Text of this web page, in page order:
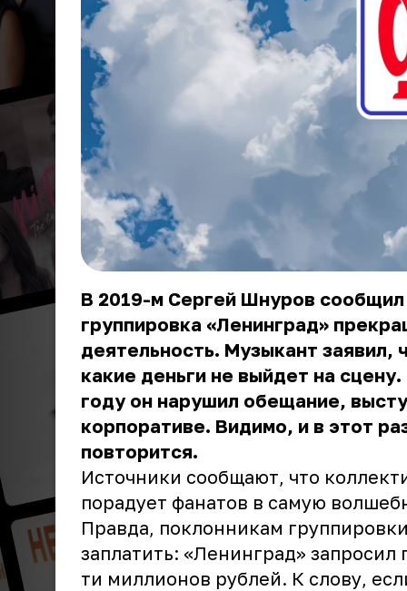
В 2019-м Сергей Шнуров сообщил
группировка «Ленинград»
деятельность. Музыкант заявил,
какие деньги не выйдет на
году он нарушил обещание,
корпоративе. Видимо, и в этот
повторится.
Источники сообщают, что
порадует фанатов в самую
Правда, поклонникам
заплатить: «Ленинград» запросил
ти миллионов рублей. К слову,